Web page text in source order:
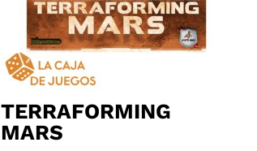
TERRAFORMING
MARS